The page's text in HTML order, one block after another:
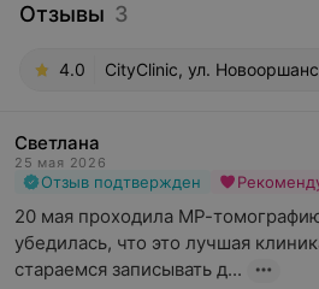
Отзывы 3
4.0 CityClinic, ул.
Светлана
25 мая 2026
Отзыв подтвержден
20 мая проходила МР-
убедилась, что это лучшая
стараемся записывать д...